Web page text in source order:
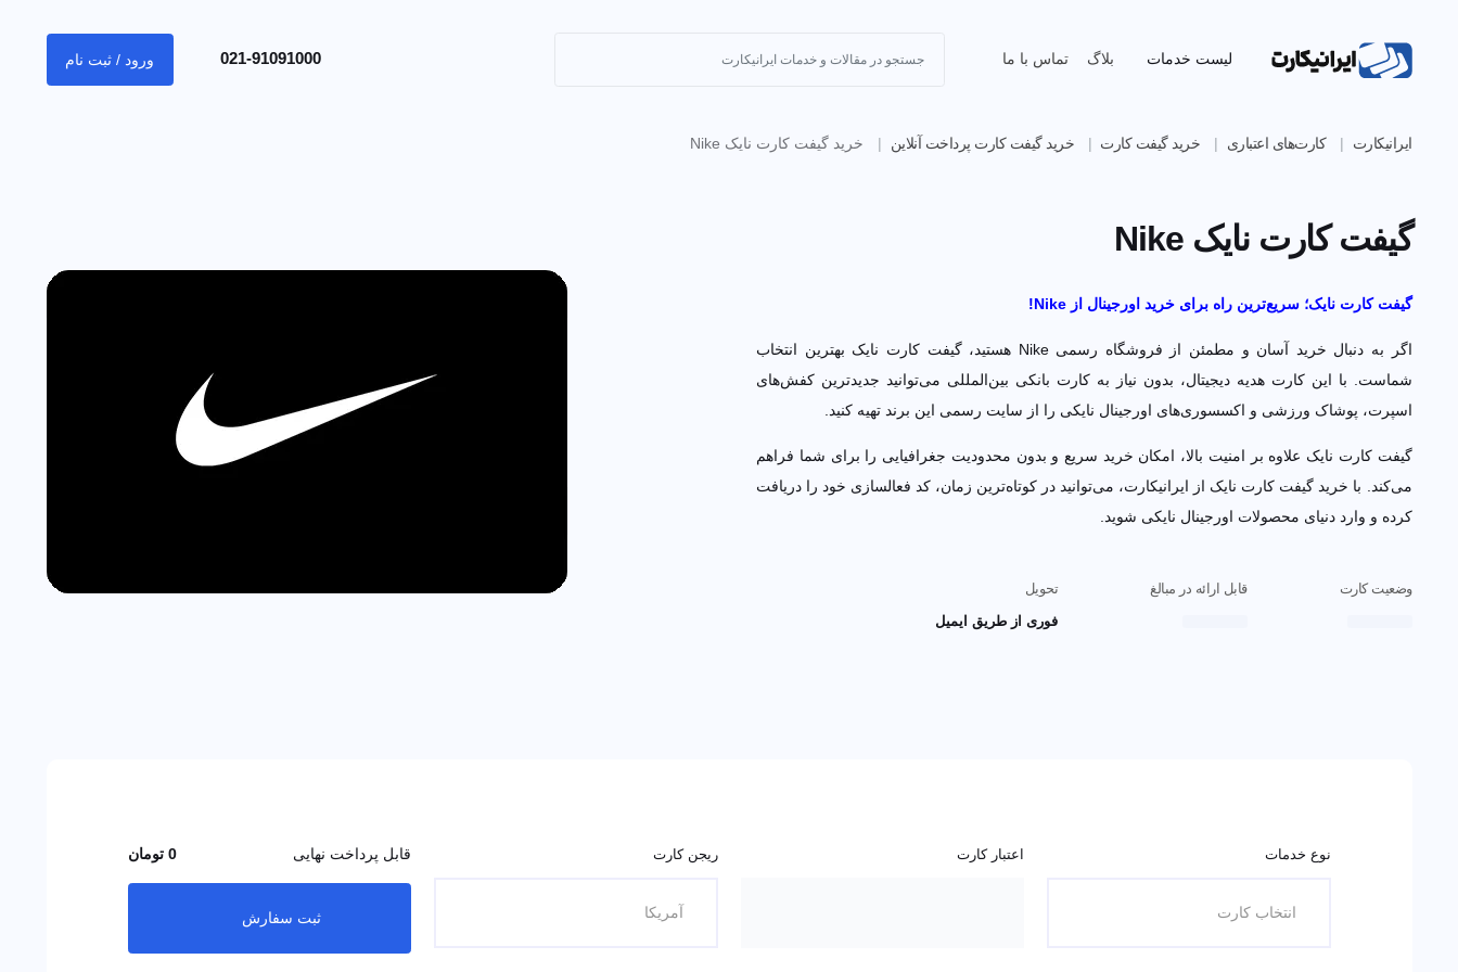
لیست خدمات بلاگ تماس با ما 021-91091000 ورود / ثبت نام
ایرانیکارت کارت‌های اعتباری خرید گیفت کارت خرید گیفت کارت پرداخت آنلاین خرید گیفت کارت نایک Nike
گیفت کارت نایک Nike
گیفت کارت نایک؛ سریع‌ترین راه برای خرید اورجینال از Nike!
اگر به دنبال خرید آسان و مطمئن از فروشگاه رسمی Nike هستید، گیفت کارت نایک بهترین انتخاب شماست. با
این کارت هدیه دیجیتال، بدون نیاز به کارت بانکی بین‌المللی می‌توانید جدیدترین کفش‌های اسپرت، پوشاک
ورزشی و اکسسوری‌های اورجینال نایکی را از سایت رسمی این برند تهیه کنید.
گیفت کارت نایک علاوه بر امنیت بالا، امکان خرید سریع و بدون محدودیت جغرافیایی را برای شما فراهم
می‌کند. با خرید گیفت کارت نایک از ایرانیکارت، می‌توانید در کوتاه‌ترین زمان، کد فعالسازی خود را دریافت کرده و
وارد دنیای محصولات اورجینال نایکی شوید.
وضعیت کارت قابل ارائه در مبالغ
تحویل
فوری از طریق ایمیل
نوع خدمات
انتخاب کارت
اعتبار کارت ریجن کارت
آمریکا
قابل پرداخت نهایی 0 تومان
ثبت سفارش